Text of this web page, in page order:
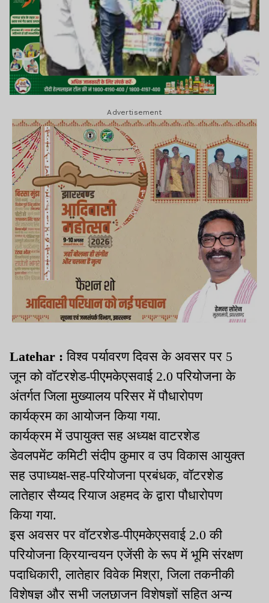
Advertisement
Latehar :विश्व पर्यावरण दिवस के अवसर पर 5
जून को वॉटरशेड-पीएमकेएसवाई 2.0 परियोजना के
अंतर्गत जिला मुख्यालय परिसर में पौधारोपण
कार्यक्रम का आयोजन किया गया.
कार्यक्रम में उपायुक्त सह अध्यक्ष वाटरशेड
डेवलपमेंट कमिटी संदीप कुमार व उप विकास आयुक्त
सह उपाध्यक्ष-सह-परियोजना प्रबंधक, वॉटरशेड
लातेहार सैय्यद रियाज अहमद के द्वारा पौधारोपण
किया गया.
इस अवसर पर वॉटरशेड-पीएमकेएसवाई 2.0 की
परियोजना क्रियान्वयन एजेंसी के रूप में भूमि संरक्षण
पदाधिकारी, लातेहार विवेक मिश्रा, जिला तकनीकी
विशेषज्ञ और सभी जलछाजन विशेषज्ञों सहित अन्य